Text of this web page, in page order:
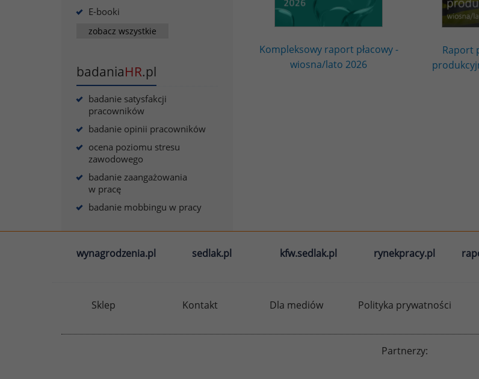
E-booki
zobacz wszystkie
badaniaHR.pl
badanie satysfakcji
pracowników
badanie opinii pracowników
ocena poziomu stresu
zawodowego
badanie zaangażowania
w pracę
badanie mobbingu w pracy
Kompleksowy raport płacowy -
wiosna/lato 2026
Raport
wynagrodzenia.pl sedlak.pl kfw.sedlak.pl rynekpracy.pl
Sklep Kontakt Dla mediów Polityka prywatności
Partnerzy: